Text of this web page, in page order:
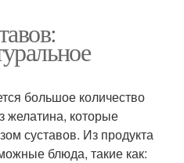
большое количество
желатина, которые
суставов. Из продукта
блюда, такие как: